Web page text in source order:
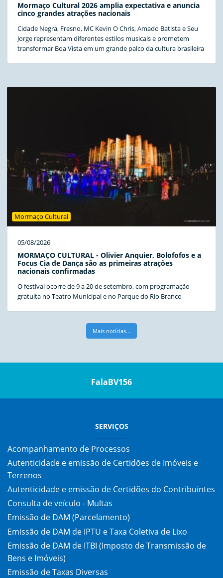
Mormaço Cultural 2026 amplia expectativa e anuncia
cinco grandes atrações nacionais
Cidade Negra, Fresno, MC Kevin O Chris, Amado Batista e Seu
Jorge representam diferentes estilos musicais e prometem
transformar Boa Vista em um grande palco da cultura brasileira
Mormaço Cultural
05/08/2026
MORMAÇO CULTURAL - Olivier Anquier, Bolofofos e a
Focus Cia de Dança são as primeiras atrações
nacionais confirmadas
O festival ocorre de 9 a 20 de setembro, com programação
gratuita no Teatro Municipal e no Parque do Rio Branco
Mais notícias...
FalaBV156
SERVIÇOS
Acompanhamento de Processos
Autenticidade e emissão de Certidões de Imóveis e
Terrenos
Autenticidade e emissão de Certidões do Contribuintes
Consulta de veículo - Multas
Emissão de DAM (Parcelamento)
Emissão de DAM de IPTU e Taxa Coletiva de Lixo
Emissão de DAM de ITBI (Imposto de Transmissão de
Bens e Imóveis)
Emissão de Taxas Diversas